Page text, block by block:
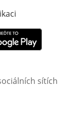
okně
sítích
okně